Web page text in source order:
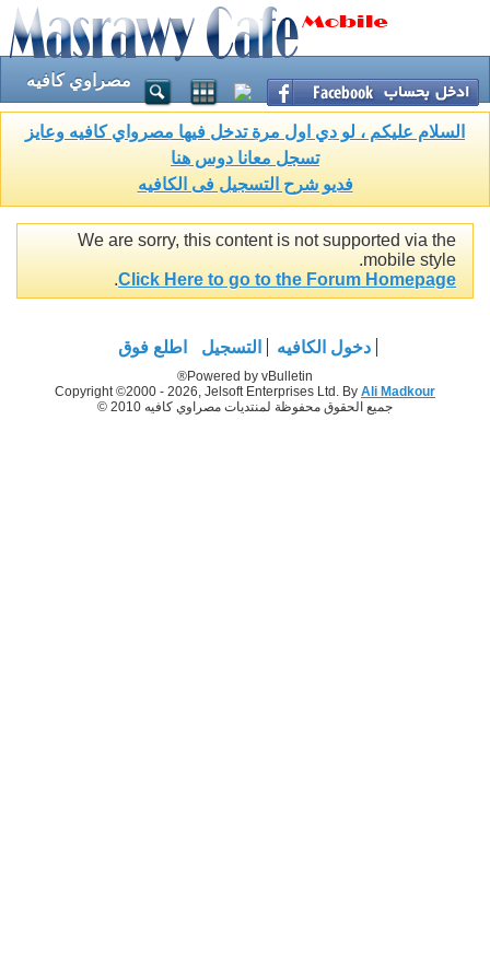
مصراوي كافيه
السلام عليكم ، لو دي اول مرة تدخل فيها مصرواي كافيه وعايز
تسجل معانا دوس هنا
فديو شرح التسجيل فى الكافيه
We are sorry, this content is not supported via the
mobile style.
Click Here to go to the Forum Homepage
.
دخول الكافيه التسجيل اطلع فوق
Powered by vBulletin®
Copyright ©2000 - 2026, Jelsoft Enterprises Ltd. By Ali Madkour
جميع الحقوق محفوظة لمنتديات مصراوي كافيه 2010 ©